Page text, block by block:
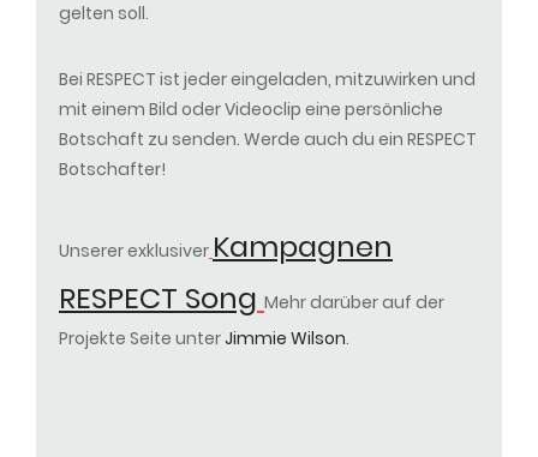
gelten soll.
Bei RESPECT ist jeder eingeladen, mitzuwirken und
mit einem Bild oder Videoclip eine persönliche
Botschaft zu senden. Werde auch du ein RESPECT
Botschafter!
Unserer exklusiver Kampagnen
RESPECT Song Mehr darüber auf der
Projekte Seite unterJimmie Wilson.